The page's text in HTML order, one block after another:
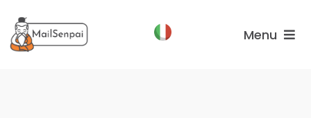
al
contenuto
Menu